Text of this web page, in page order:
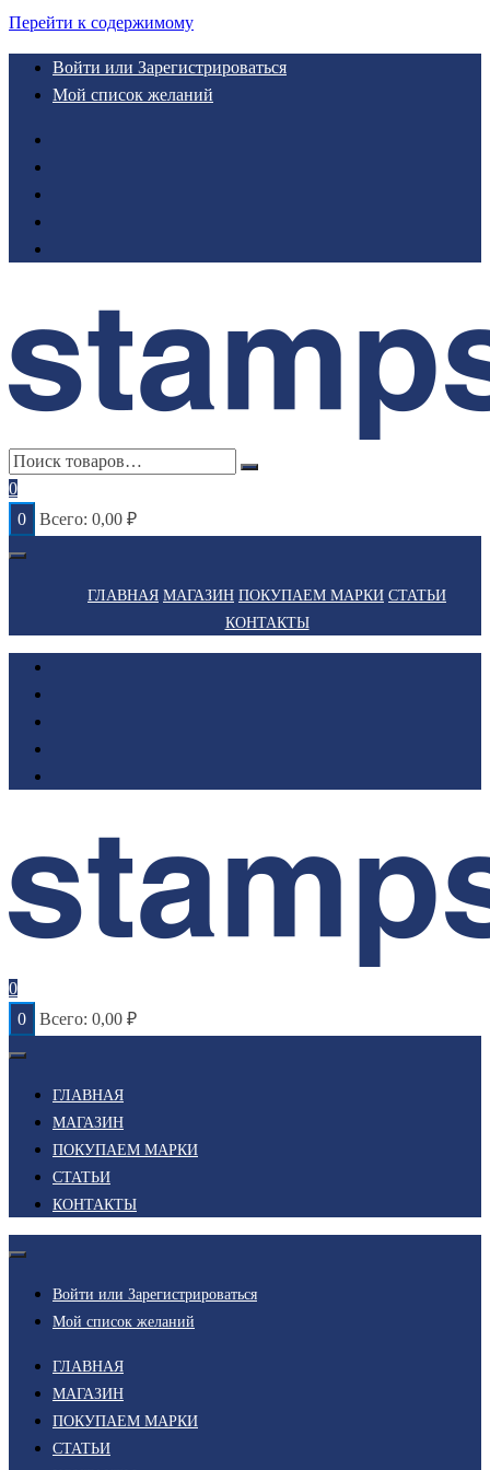
Перейти к содержимому
Войти или Зарегистрироваться
Мой список желаний
0
0
Всего: 0,00 ₽
ГЛАВНАЯ МАГАЗИН ПОКУПАЕМ МАРКИ СТАТЬИ
КОНТАКТЫ
0
0
Всего: 0,00 ₽
ГЛАВНАЯ
МАГАЗИН
ПОКУПАЕМ МАРКИ
СТАТЬИ
КОНТАКТЫ
Войти или Зарегистрироваться
Мой список желаний
ГЛАВНАЯ
МАГАЗИН
ПОКУПАЕМ МАРКИ
СТАТЬИ